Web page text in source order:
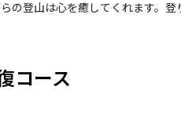
くにあり、自然が作り出した不
コース